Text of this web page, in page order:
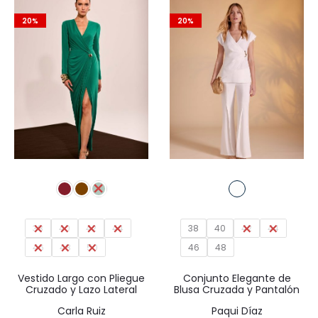
20%
38 40 42
44
46
48 50
Vestido Largo con Pliegue
Cruzado y Lazo Lateral
Carla Ruiz
20%
38 40 42
44
46
48
Conjunto Elegante de
Blusa Cruzada y Pantalón
Paqui Díaz